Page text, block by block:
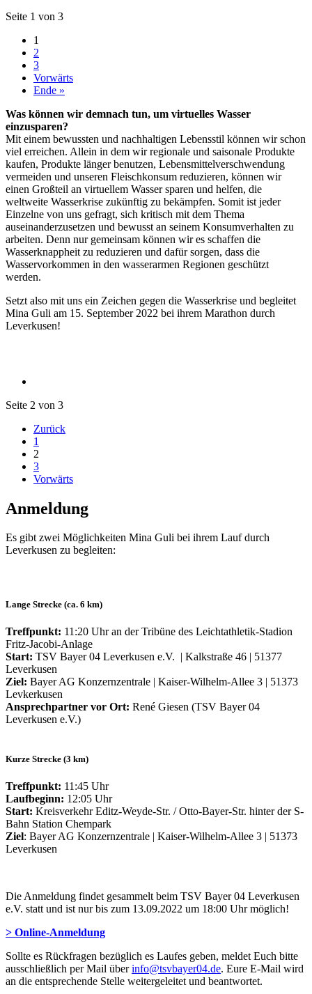
Seite 1 von 3
1
2
3
Vorwärts
Ende »
Was können wir demnach tun, um virtuelles Wasser
einzusparen?
Mit einem bewussten und nachhaltigen Lebensstil können wir schon
viel erreichen. Allein in dem wir regionale und saisonale Produkte
kaufen, Produkte länger benutzen, Lebensmittelverschwendung
vermeiden und unseren Fleischkonsum reduzieren, können wir
einen Großteil an virtuellem Wasser sparen und helfen, die
weltweite Wasserkrise zukünftig zu bekämpfen. Somit ist jeder
Einzelne von uns gefragt, sich kritisch mit dem Thema
auseinanderzusetzen und bewusst an seinem Konsumverhalten zu
arbeiten. Denn nur gemeinsam können wir es schaffen die
Wasserknappheit zu reduzieren und dafür sorgen, dass die
Wasservorkommen in den wasserarmen Regionen geschützt
werden.
Setzt also mit uns ein Zeichen gegen die Wasserkrise und begleitet
Mina Guli am 15. September 2022 bei ihrem Marathon durch
Leverkusen!
Seite 2 von 3
Zurück
1
2
3
Vorwärts
Anmeldung
Es gibt zwei Möglichkeiten Mina Guli bei ihrem Lauf durch
Leverkusen zu begleiten:
Lange Strecke (ca. 6 km)
Treffpunkt: 11:20 Uhr an der Tribüne des Leichtathletik-Stadion
Fritz-Jacobi-Anlage
Start: TSV Bayer 04 Leverkusen e.V. | Kalkstraße 46 | 51377
Leverkusen
Ziel: Bayer AG Konzernzentrale | Kaiser-Wilhelm-Allee 3 | 51373
Levkerkusen
Ansprechpartner vor Ort: René Giesen (TSV Bayer 04
Leverkusen e.V.)
Kurze Strecke (3 km)
Treffpunkt: 11:45 Uhr
Laufbeginn: 12:05 Uhr
Start: Kreisverkehr Editz-Weyde-Str. / Otto-Bayer-Str. hinter der S-
Bahn Station Chempark
Ziel: Bayer AG Konzernzentrale | Kaiser-Wilhelm-Allee 3 | 51373
Leverkusen
Die Anmeldung findet gesammelt beim TSV Bayer 04 Leverkusen
e.V. statt und ist nur bis zum 13.09.2022 um 18:00 Uhr möglich!
> Online-Anmeldung
Sollte es Rückfragen bezüglich es Laufes geben, meldet Euch bitte
ausschließlich per Mail überinfo@tsvbayer04.de. Eure E-Mail wird
an die entsprechende Stelle weitergeleitet und beantwortet.